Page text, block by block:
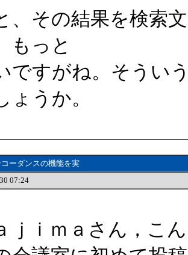
、その結果を検索
もっと
ですがね。そうい
ょうか。
ーダンスの機能を実
07:24
ｊｉｍａさん，こ